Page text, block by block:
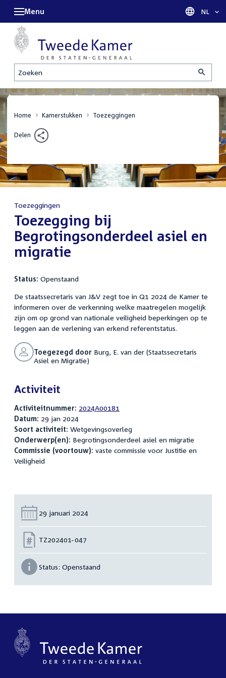
Zoeken
Menu Taal
NL
Home Kamerstukken Toezeggingen
Delen
Toezeggingen
:Toezegging bij
Begrotingsonderdeel asiel en
migratie
Status: Openstaand
De staatssecretaris van J&V zegt toe in Q1 2024 de Kamer te
informeren over de verkenning welke maatregelen mogelijk
zijn om op grond van nationale veiligheid beperkingen op te
leggen aan de verlening van erkend referentstatus.
Toegezegd doorBurg, E. van der (Staatssecretaris
Asiel en Migratie)
Activiteit
Activiteitnummer: 2024A00181
Datum: 29 jan 2024
Soort activiteit: Wetgevingsoverleg
Onderwerp(en): Begrotingsonderdeel asiel en migratie
Commissie (voortouw): vaste commissie voor Justitie en
Veiligheid
Datum:
29 januari 2024
Nummer:
TZ202401-047
Status: Openstaand